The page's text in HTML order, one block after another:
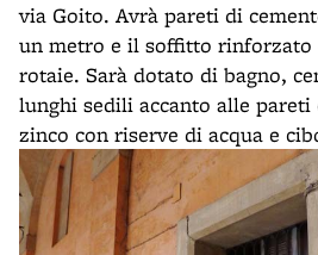
via Goito. Avrà pareti di
un metro e il soffitto rinforzato
rotaie. Sarà dotato di bagno,
lunghi sedili accanto alle
zinco con riserve di acqua e